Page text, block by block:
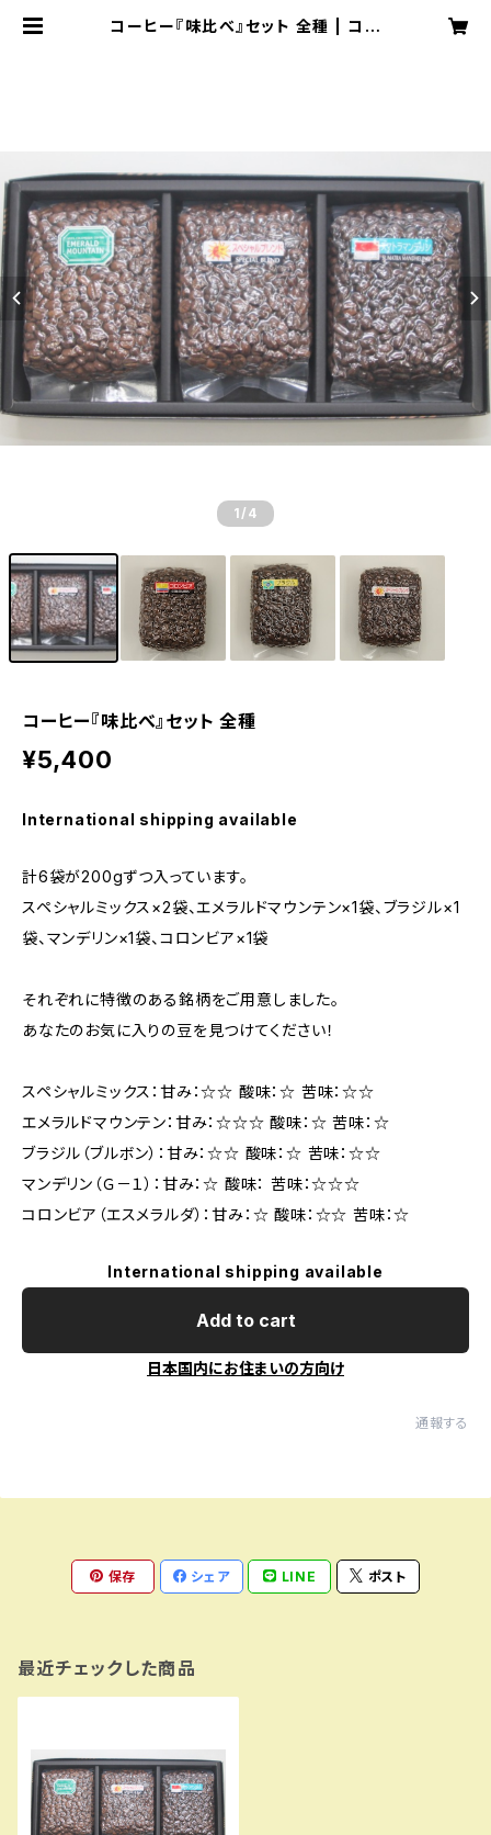
コーヒー『味比べ』セット 全種 | コー
1 /4
コーヒー『味比べ』セット 全種
¥5,400
International shipping available
計6袋が200gずつ入っています。
スペシャルミックス×2袋、エメラルドマウンテン×1袋、ブラジル×1
袋、マンデリン×1袋、コロンビア×1袋
それぞれに特徴のある銘柄をご用意しました。
あなたのお気に入りの豆を見つけてください！
スペシャルミックス：甘み：☆☆ 酸味：☆ 苦味：☆☆
エメラルドマウンテン：甘み：☆☆☆ 酸味：☆ 苦味：☆
ブラジル（ブルボン）：甘み：☆☆ 酸味：☆ 苦味：☆☆
マンデリン（Ｇ－１）：甘み：☆ 酸味： 苦味：☆☆☆
コロンビア（エスメラルダ）：甘み：☆ 酸味：☆☆ 苦味：☆
International shipping available
Add to cart
日本国内にお住まいの方向け
通報する
保存 シェア LINE ポスト
最近チェックした商品